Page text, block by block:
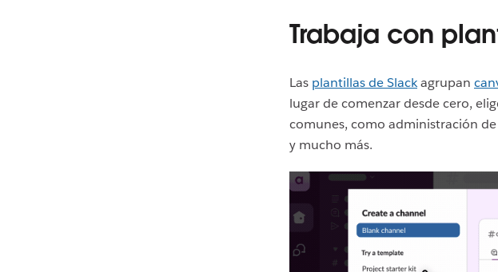
Trabaja con
Las plantillas de Slackagrupan
lugar de comenzar desde cero,
comunes, como administración
y mucho más.